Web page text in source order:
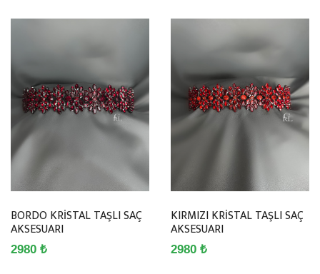
BORDO KRİSTAL TAŞLI SAÇ
AKSESUARI
2980 ₺
KIRMIZI KRİSTAL TAŞLI SAÇ
AKSESUARI
2980 ₺